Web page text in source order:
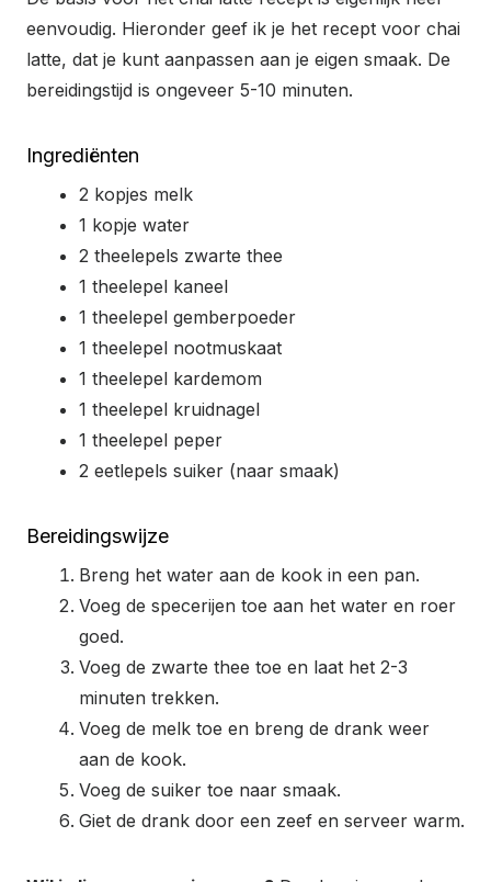
eenvoudig. Hieronder geef ik je het recept voor chai
latte, dat je kunt aanpassen aan je eigen smaak. De
bereidingstijd is ongeveer 5-10 minuten.
Ingrediënten
2 kopjes melk
1 kopje water
2 theelepels zwarte thee
1 theelepel kaneel
1 theelepel gemberpoeder
1 theelepel nootmuskaat
1 theelepel kardemom
1 theelepel kruidnagel
1 theelepel peper
2 eetlepels suiker (naar smaak)
Bereidingswijze
Breng het water aan de kook in een pan.
Voeg de specerijen toe aan het water en roer
goed.
Voeg de zwarte thee toe en laat het 2-3
minuten trekken.
Voeg de melk toe en breng de drank weer
aan de kook.
Voeg de suiker toe naar smaak.
Giet de drank door een zeef en serveer warm.